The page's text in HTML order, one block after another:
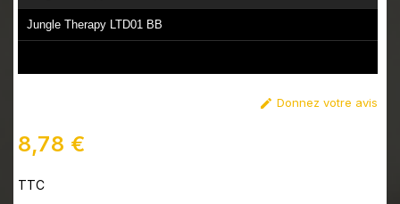
Jungle Therapy LTD01 BB
 Donnez votre avis
8,78 €
TTC